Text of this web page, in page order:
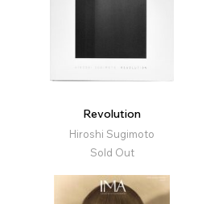
Revolution
Hiroshi Sugimoto
Sold Out